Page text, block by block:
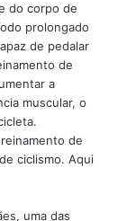
do corpo de
prolongado
de pedalar
de
a
muscular, o
de
ciclismo. Aqui
uma das